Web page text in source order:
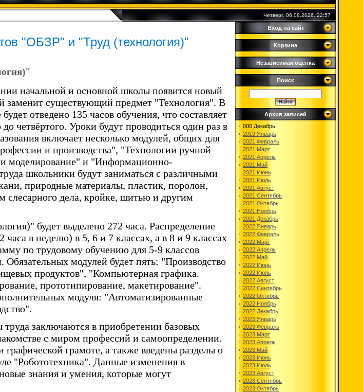
Четверг, 06.08.2026, 22:57
"ОБЗР" и "Труд (технология)"
начальной и основной школы появится новый
заменит существующий предмет "Технология". В
отведено 135 часов обучения, что составляет
четвёртого. Уроки будут проводиться один раз в
включает несколько модулей, общих для
и производства", "Технологии ручной
моделирование" и "Информационно-
школьники будут заниматься с различными
природные материалы, пластик, поролон,
слесарного дела, кройке, шитью и другим
будет выделено 272 часа. Распределение
в неделю) в 5, 6 и 7 классах, а в 8 и 9 классах
по трудовому обучению для 5-9 классов
модулей будет пять: "Производство
продуктов", "Компьютерная графика.
прототипирование, макетирование".
модуля: "Автоматизированные
заключаются в приобретении базовых
с миром профессий и самоопределении.
грамоте, а также введены разделы о
"Робототехника". Данные изменения в
знания и умения, которые могут
Вход на сайт
Корзина
Независимая оценка
Поиск
Архив записей
000 Декабрь
2019 Январь
2021 Февраль
2021 Март
2021 Апрель
2021 Май
2021 Июнь
2021 Июль
2021 Август
2021 Сентябрь
2021 Октябрь
2021 Ноябрь
2021 Декабрь
2022 Январь
2022 Февраль
2022 Март
2022 Апрель
2022 Май
2022 Июнь
2022 Июль
2022 Август
2022 Сентябрь
2022 Октябрь
2022 Ноябрь
2022 Декабрь
2023 Январь
2023 Февраль
2023 Март
2023 Апрель
2023 Май
2023 Июнь
2023 Июль
2023 Август
2023 Сентябрь
2023 Октябрь